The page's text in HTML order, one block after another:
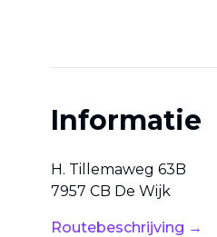
Informatie
H. Tillemaweg 63B
7957 CB De Wijk
Routebeschrijving →